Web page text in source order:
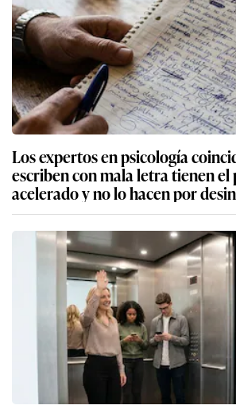
Los expertos en psicología
escriben con mala letra tienen
acelerado y no lo hacen por